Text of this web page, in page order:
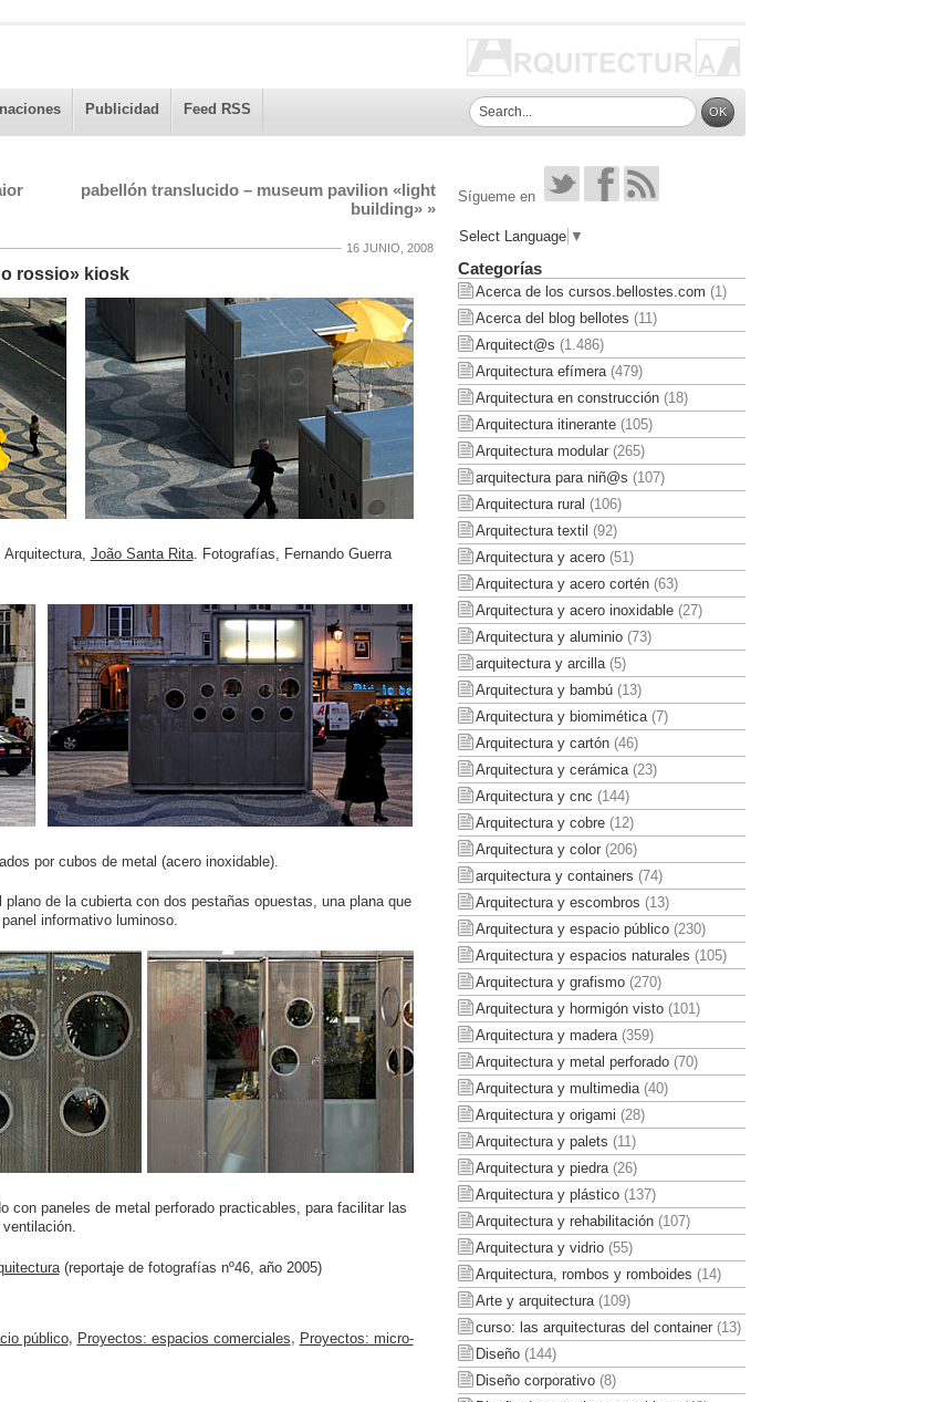
Publicidad Feed RSS
pabellón translucido – museum pavilion «light
building» »
16 JUNIO, 2008
rossio» kiosk
João Santa Rita. Fotografías, Fernando Guerra
por cubos de metal (acero inoxidable).
de la cubierta con dos pestañas opuestas, una plana que
informativo luminoso.
con paneles de metal perforado practicables, para facilitar las
(reportaje de fotografías nº46, año 2005)
público, Proyectos: espacios comerciales, Proyectos: micro-
Sígueme en
Select Language ▼
Categorías
Acerca de los cursos.bellostes.com (1)
Acerca del blog bellotes (11)
Arquitect@s (1.486)
Arquitectura efímera(479)
Arquitectura en construcción(18)
Arquitectura itinerante(105)
Arquitectura modular(265)
arquitectura para niñ@s (107)
Arquitectura rural (106)
Arquitectura textil (92)
Arquitectura y acero(51)
Arquitectura y acero cortén(63)
Arquitectura y acero inoxidable(27)
Arquitectura y aluminio(73)
arquitectura y arcilla(5)
Arquitectura y bambú(13)
Arquitectura y biomimética(7)
Arquitectura y cartón(46)
Arquitectura y cerámica(23)
Arquitectura y cnc (144)
Arquitectura y cobre(12)
Arquitectura y color(206)
arquitectura y containers (74)
Arquitectura y escombros (13)
Arquitectura y espacio público(230)
Arquitectura y espacios naturales (105)
Arquitectura y grafismo(270)
Arquitectura y hormigón visto(101)
Arquitectura y madera(359)
Arquitectura y metal perforado(70)
Arquitectura y multimedia(40)
Arquitectura y origami (28)
Arquitectura y palets (11)
Arquitectura y piedra(26)
Arquitectura y plástico(137)
Arquitectura y rehabilitación(107)
Arquitectura y vidrio(55)
Arquitectura, rombos y romboides (14)
Arte y arquitectura(109)
curso: las arquitecturas del container(13)
Diseño(144)
Diseño corporativo(8)